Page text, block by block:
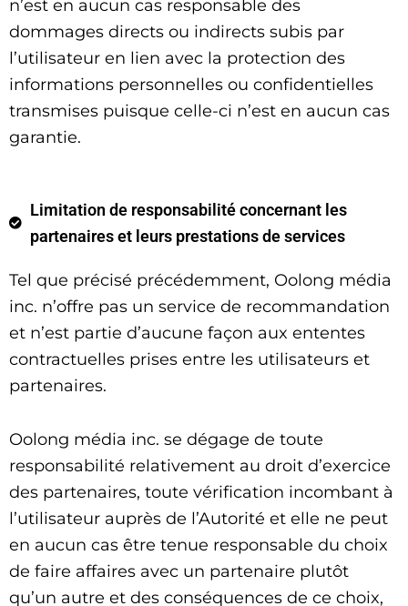
n’est en aucun cas responsable des
dommages directs ou indirects subis par
l’utilisateur en lien avec la protection des
informations personnelles ou confidentielles
transmises puisque celle-ci n’est en aucun cas
garantie.
Limitation de responsabilité concernant les
partenaires et leurs prestations de services
Tel que précisé précédemment, Oolong média
inc. n’offre pas un service de recommandation
et n’est partie d’aucune façon aux ententes
contractuelles prises entre les utilisateurs et
partenaires.
Oolong média inc. se dégage de toute
responsabilité relativement au droit d’exercice
des partenaires, toute vérification incombant à
l’utilisateur auprès de l’Autorité et elle ne peut
en aucun cas être tenue responsable du choix
de faire affaires avec un partenaire plutôt
qu’un autre et des conséquences de ce choix,